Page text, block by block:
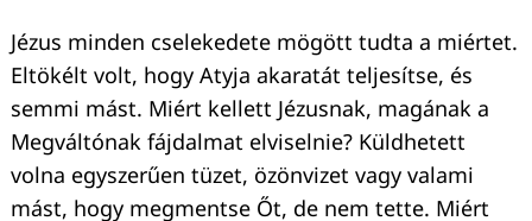
Jézus minden cselekedete mögött tudta a miértet.
Eltökélt volt, hogy Atyja akaratát teljesítse, és
semmi mást. Miért kellett Jézusnak, magának a
Megváltónak fájdalmat elviselnie? Küldhetett
volna egyszerűen tüzet, özönvizet vagy valami
mást, hogy megmentse Őt, de nem tette. Miért
Keresés: